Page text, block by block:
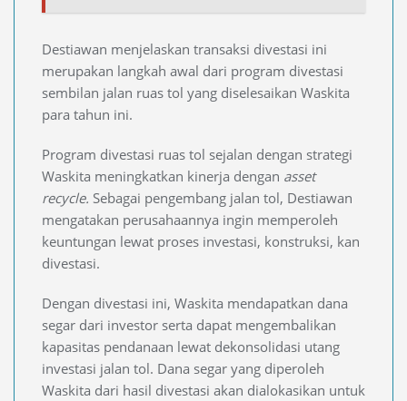
Destiawan menjelaskan transaksi divestasi ini
merupakan langkah awal dari program divestasi
sembilan jalan ruas tol yang diselesaikan Waskita
para tahun ini.
Program divestasi ruas tol sejalan dengan strategi
Waskita meningkatkan kinerja dengan asset
recycle. Sebagai pengembang jalan tol, Destiawan
mengatakan perusahaannya ingin memperoleh
keuntungan lewat proses investasi, konstruksi, kan
divestasi.
Dengan divestasi ini, Waskita mendapatkan dana
segar dari investor serta dapat mengembalikan
kapasitas pendanaan lewat dekonsolidasi utang
investasi jalan tol. Dana segar yang diperoleh
Waskita dari hasil divestasi akan dialokasikan untuk